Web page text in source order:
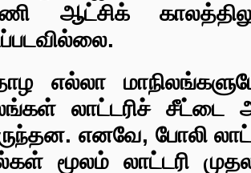
ஆட்சிக்
எல்லா
லாட்டரிச் சீட்டை
எனவே, போலி
மூலம் லாட்டரி